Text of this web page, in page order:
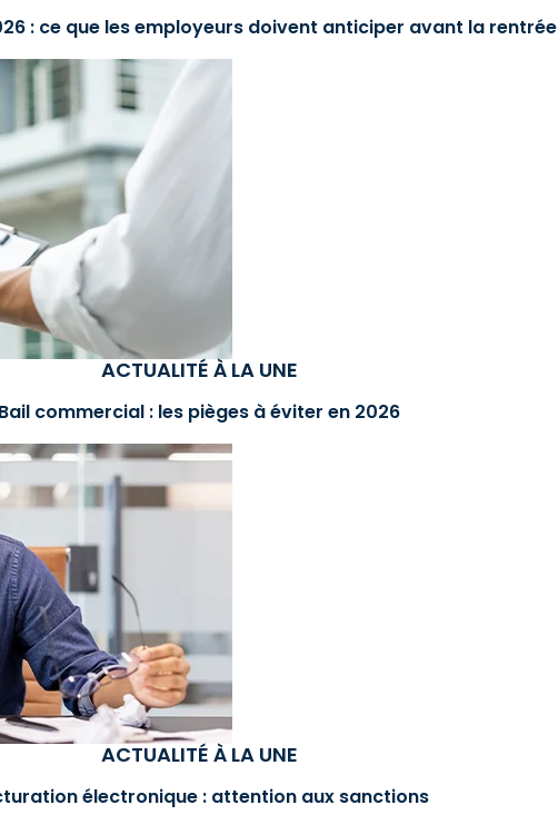
: ce que les employeurs doivent anticiper avant la rentrée
ACTUALITÉ À LA UNE
Bail commercial : les pièges à éviter en 2026
ACTUALITÉ À LA UNE
électronique : attention aux sanctions